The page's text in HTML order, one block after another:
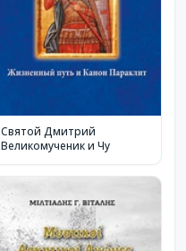
Святой Дмитрий
Великомученик и Чу